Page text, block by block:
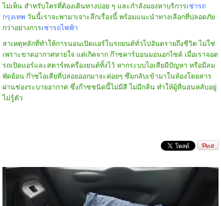
ไม่เห็น สำหรับใครที่ต้องเดินทางบ่อย ๆ และกำลังมองหาบริการเช่ารถ
กรุงเทพวันนี้เราจะพามาเจาะลึกเรื่องนี้ พร้อมแนะนำทางเลือกที่ปลอดภัย
กว่าอย่างการเช่ารถไฟฟ้า
สาเหตุหลักที่ทำให้การนอนเปิดแอร์ในรถยนต์ทั่วไปอันตรายถึงชีวิต ไม่ใช่
เพราะขาดอากาศหายใจ แต่เกิดจาก ก๊าซคาร์บอนมอนอกไซด์ เมื่อเราจอด
รถเปิดแอร์และสตาร์ทเครื่องยนต์ทิ้งไว้ หากระบบไอเสียมีปัญหา หรือมีลม
พัดย้อน ก๊าซไอเสียที่ปล่อยออกมาจะค่อยๆ ซึมกลับเข้ามาในห้องโดยสาร
ผ่านช่องระบายอากาศ ซึ่งก๊าซชนิดนี้ไม่มีสี ไม่มีกลิ่น ทำให้ผู้ที่นอนหลับอยู่
ไม่รู้ตัว